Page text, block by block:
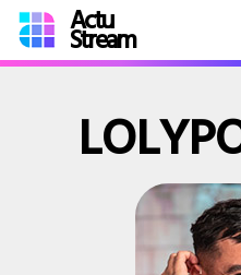
Actu
Stream